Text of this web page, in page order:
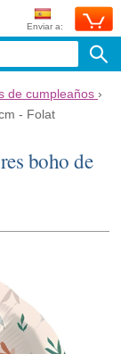
Enviar a:
de cumpleaños ›
- Folat
boho de